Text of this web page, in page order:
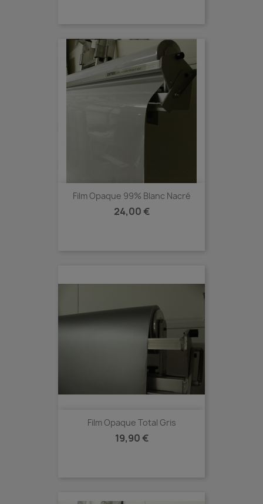
Film Opaque 99% Blanc Nacré
Prix
24,00 €
Film Opaque Total Gris
Prix
19,90 €